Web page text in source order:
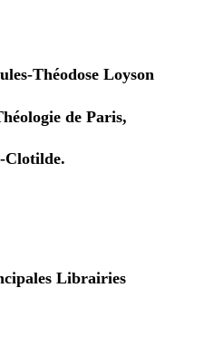
Théodose Loyson
de Paris,
Clotilde.
Librairies